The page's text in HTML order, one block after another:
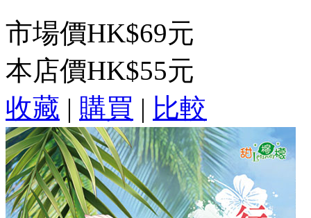
市場價HK$69元
本店價HK$55元
收藏 | 購買 | 比較